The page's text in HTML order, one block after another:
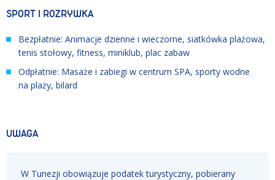
SPORT I ROZRYWKA
Bezpłatnie: Animacje dzienne i wieczorne, siatkówka plażowa,
tenis stołowy, fitness, miniklub, plac zabaw
Odpłatnie: Masaże i zabiegi w centrum SPA, sporty wodne
na plaży, bilard
UWAGA
W Tunezji obowiązuje podatek turystyczny, pobierany